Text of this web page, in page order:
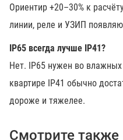
Ориентир +20–30% к
линии, реле и УЗИП
IP65 всегда лучше IP41?
Нет. IP65 нужен во
квартире IP41 обычно
дороже и тяжелее.
Смотрите также